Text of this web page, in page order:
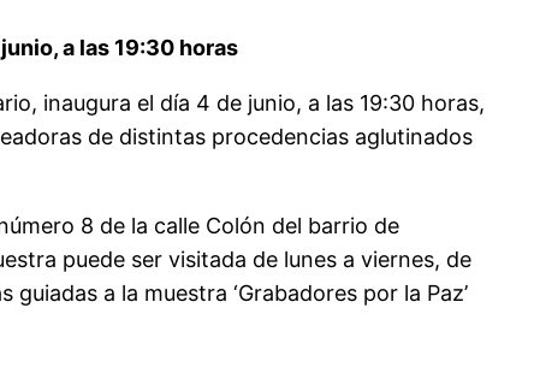
a las 19:30 horas
inaugura el día 4 de junio, a las 19:30 horas,
de distintas procedencias aglutinados
8 de la calle Colón del barrio de
puede ser visitada de lunes a viernes, de
a la muestra ‘Grabadores por la Paz’